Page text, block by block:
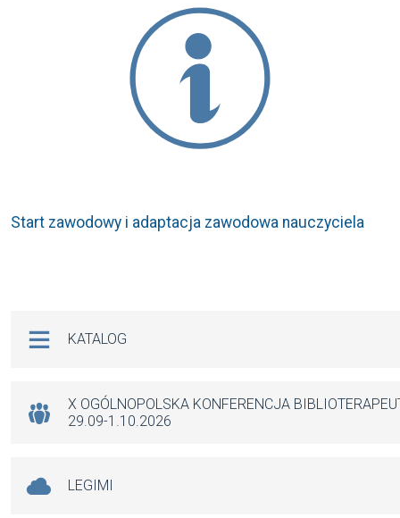
Start zawodowy i adaptacja zawodowa nauczyciela
KATALOG
X OGÓLNOPOLSKA KONFERENCJA
29.09-1.10.2026
LEGIMI